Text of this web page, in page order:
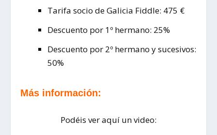
Tarifa socio de Galicia Fiddle: 475 €
Descuento por 1º hermano: 25%
Descuento por 2º hermano y sucesivos:
50%
Más información:
Podéis ver aquí un video: